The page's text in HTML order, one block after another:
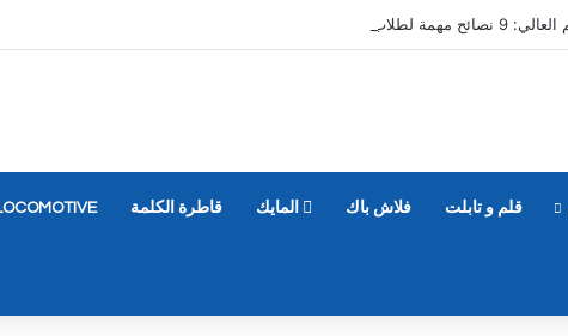
قلم و تابلت فلاش باك المايك قاطرة الكلمة